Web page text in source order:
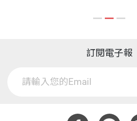
訂閱電子報